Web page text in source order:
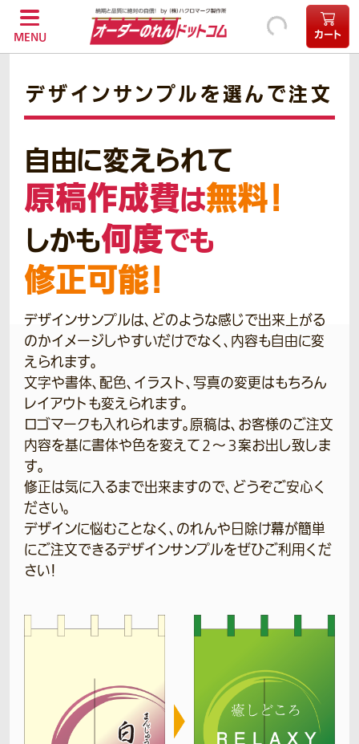
MENU カート
デザインサンプルを選んで注文
自由に変えられて
原稿作成費は無料！
しかも何度でも
修正可能！
デザインサンプルは、どのような感じで出来上がる
のかイメージしやすいだけでなく、内容も自由に変
えられます。
文字や書体、配色、イラスト、写真の変更はもちろん
レイアウトも変えられます。
ロゴマークも入れられます。原稿は、お客様のご注文
内容を基に書体や色を変えて２～３案お出し致しま
す。
修正は気に入るまで出来ますので、どうぞご安心く
ださい。
デザインに悩むことなく、のれんや日除け幕が簡単
にご注文できるデザインサンプルをぜひご利用くだ
さい！